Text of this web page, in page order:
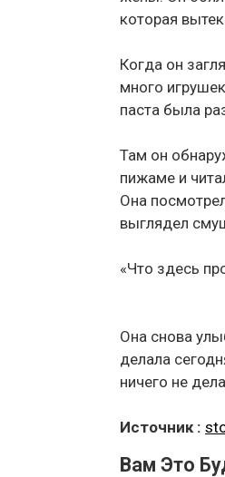
которая
Когда он
много
паста была
Там он
пижаме и
Она
выглядел
«Что здесь
Она снова
делала
ничего не
Источник :
Вам Это